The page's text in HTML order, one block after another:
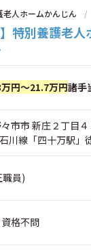
人ホームかんじん
特別養護老
円～21.7万円諸手
市市 新庄２丁目４
川線「四十万駅」
員)
格不問